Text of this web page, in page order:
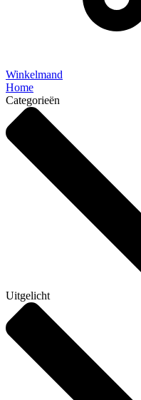
Winkelmand
Home
Categorieën
Uitgelicht